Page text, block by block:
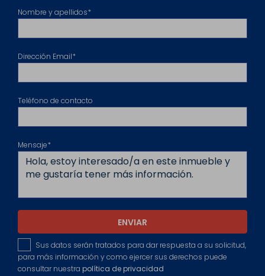
Nombre y apellidos*
Dirección Email*
Teléfono de contacto
Mensaje*
ENVIAR
Sus datos serán tratados para dar respuesta a su solicitud,
para más información y como ejercer sus derechos puede
consultar nuestra política de privacidad